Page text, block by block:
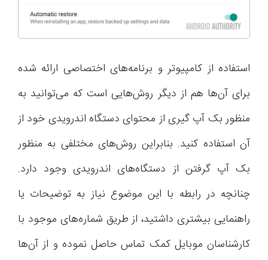
استفاده از کامپیوتر و برنامه‌های اختصاصی ارائه شده
برای آن‌ها هم از دیگر روش‌هایی است که می‌توانید به
منظور بک آپ گیری از محتوای دستگاه اندرویدی خود از
آن استفاده کنید. بنابراین روش‌های مختلفی به منظور
بک آپ گرفتن از دستگاه‌های اندرویدی وجود دارد.
چنانچه در رابطه با این موضوع نیاز به توضیحات یا
راهنمایی بیشتری داشتید، از طریق شماره‌های موجود با
کارشناسان موبایل کمک تماس حاصل نموده و از آن‌ها